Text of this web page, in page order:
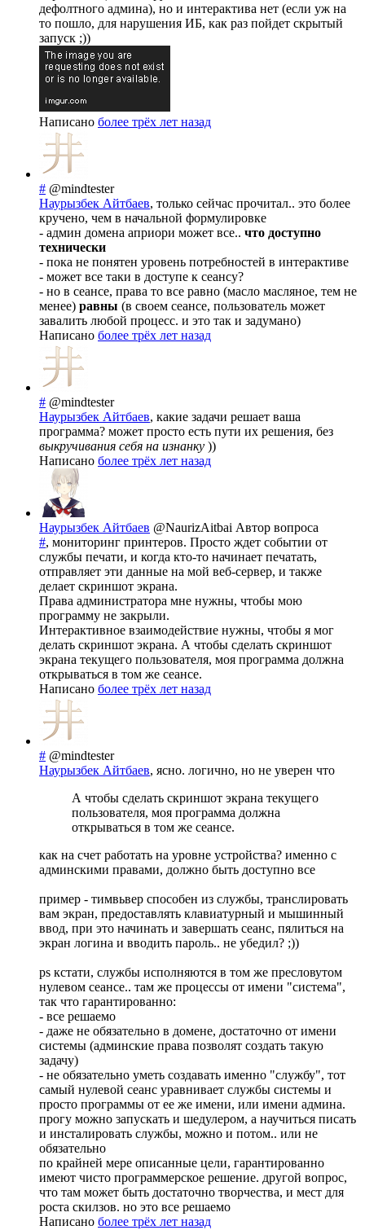
дефолтного админа), но и интерактива нет (если уж на
то пошло, для нарушения ИБ, как раз пойдет скрытый
запуск ;))
Написано более трёх лет назад
# @mindtester
Наурызбек Айтбаев, только сейчас прочитал.. это более
кручено, чем в начальной формулировке
- админ домена априори может все.. что доступно
технически
- пока не понятен уровень потребностей в интерактиве
- может все таки в доступе к сеансу?
- но в сеансе, права то все равно (масло масляное, тем не
менее) равны (в своем сеансе, пользователь может
завалить любой процесс. и это так и задумано)
Написано более трёх лет назад
# @mindtester
Наурызбек Айтбаев, какие задачи решает ваша
программа? может просто есть пути их решения, без
выкручивания себя на изнанку ))
Написано более трёх лет назад
Наурызбек Айтбаев @NaurizAitbai Автор вопроса
#, мониторинг принтеров. Просто ждет событии от
службы печати, и когда кто-то начинает печатать,
отправляет эти данные на мой веб-сервер, и также
делает скриншот экрана.
Права администратора мне нужны, чтобы мою
программу не закрыли.
Интерактивное взаимодействие нужны, чтобы я мог
делать скриншот экрана. А чтобы сделать скриншот
экрана текущего пользователя, моя программа должна
открываться в том же сеансе.
Написано более трёх лет назад
# @mindtester
Наурызбек Айтбаев, ясно. логично, но не уверен что
А чтобы сделать скриншот экрана текущего
пользователя, моя программа должна
открываться в том же сеансе.
как на счет работать на уровне устройства? именно с
админскими правами, должно быть доступно все
пример - тимвьвер способен из службы, транслировать
вам экран, предоставлять клавиатурный и мышинный
ввод, при это начинать и завершать сеанс, пялиться на
экран логина и вводить пароль.. не убедил? ;))
ps кстати, службы исполняются в том же пресловутом
нулевом сеансе.. там же процессы от имени "система",
так что гарантированно:
- все решаемо
- даже не обязательно в домене, достаточно от имени
системы (админские права позволят создать такую
задачу)
- не обязательно уметь создавать именно "службу", тот
самый нулевой сеанс уравнивает службы системы и
просто программы от ее же имени, или имени админа.
прогу можно запускать и шедулером, а научиться писать
и инсталировать службы, можно и потом.. или не
обязательно
по крайней мере описанные цели, гарантированно
имеют чисто программерское решение. другой вопрос,
что там может быть достаточно творчества, и мест для
роста скилзов. но это все решаемо
Написано более трёх лет назад